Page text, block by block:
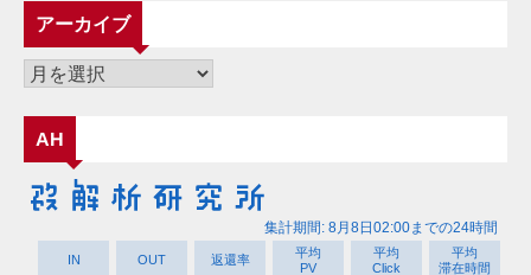
ゴ
リ
ー
アーカイブ
ア
カ
イ
ブ
AH